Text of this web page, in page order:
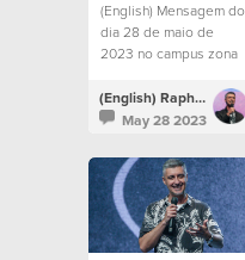
(English) Mensagem do
dia 28 de maio de
2023 no campus zona
(English) Raphael Galante
May 28 2023